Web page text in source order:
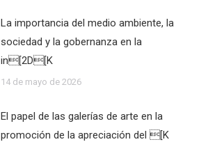
La importancia del medio ambiente, la
sociedad y la gobernanza en la
in[2D[K
14 de mayo de 2026
El papel de las galerías de arte en la
promoción de la apreciación del [K